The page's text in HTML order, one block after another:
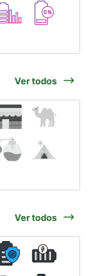
Ver todos
Ver todos